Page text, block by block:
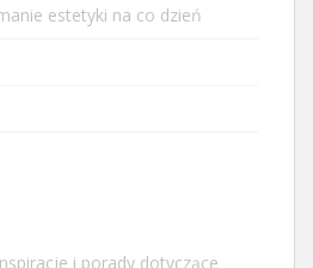
estetyki na co dzień
i porady dotyczące